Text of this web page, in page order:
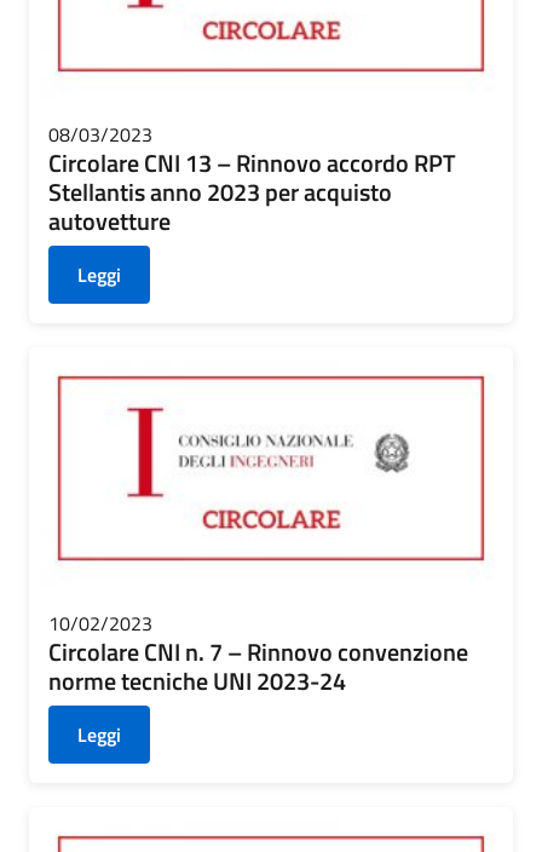
08/03/2023
Circolare CNI 13 – Rinnovo accordo RPT
Stellantis anno 2023 per acquisto
autovetture
Leggi
10/02/2023
Circolare CNI n. 7 – Rinnovo convenzione
norme tecniche UNI 2023-24
Leggi